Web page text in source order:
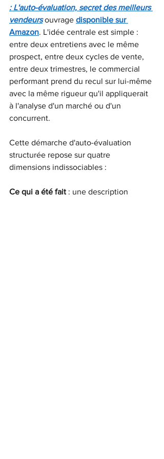
: L'auto-évaluation, secret des meilleurs
vendeurs ouvrage disponible sur
Amazon. L'idée centrale est simple :
entre deux entretiens avec le même
prospect, entre deux cycles de vente,
entre deux trimestres, le commercial
performant prend du recul sur lui-même
avec la même rigueur qu'il appliquerait
à l'analyse d'un marché ou d'un
concurrent.
Cette démarche d'auto-évaluation
structurée repose sur quatre
dimensions indissociables :
Ce qui a été fait : une description